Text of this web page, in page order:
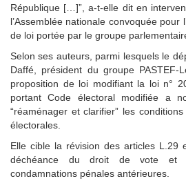
République […]”, a-t-elle dit en
l’Assemblée nationale convoquée pour
de loi portée par le groupe
Selon ses auteurs, parmi lesquels le
Daffé, président du groupe PASTEF-
proposition de loi modifiant la loi n°
portant Code électoral modifiée a
“réaménager et clarifier” les
électorales.
Elle cible la révision des articles L.29
déchéance du droit de vote et
condamnations pénales antérieures.